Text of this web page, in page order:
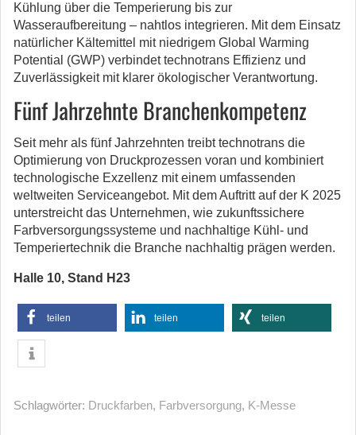
Kühlung über die Temperierung bis zur
Wasseraufbereitung – nahtlos integrieren. Mit dem Einsatz
natürlicher Kältemittel mit niedrigem Global Warming
Potential (GWP) verbindet technotrans Effizienz und
Zuverlässigkeit mit klarer ökologischer Verantwortung.
Fünf Jahrzehnte Branchenkompetenz
Seit mehr als fünf Jahrzehnten treibt technotrans die
Optimierung von Druckprozessen voran und kombiniert
technologische Exzellenz mit einem umfassenden
weltweiten Serviceangebot. Mit dem Auftritt auf der K 2025
unterstreicht das Unternehmen, wie zukunftssichere
Farbversorgungssysteme und nachhaltige Kühl- und
Temperiertechnik die Branche nachhaltig prägen werden.
Halle 10, Stand H23
teilen teilen teilen
Schlagwörter: Druckfarben, Farbversorgung, K-Messe